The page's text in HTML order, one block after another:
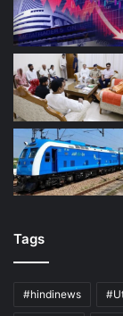
Tags
#hindinews